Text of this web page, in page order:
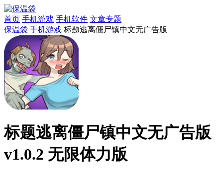
首页 手机游戏 手机软件 文章专题
保温袋 手机游戏 标题逃离僵尸镇中文无广告版
标题逃离僵尸镇中文无广告版
v1.0.2 无限体力版